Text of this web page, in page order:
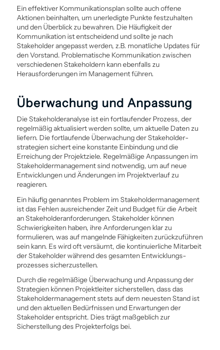
Ein effektiver Kommunikationsplan sollte auch offene
Aktionen beinhalten, um unerledigte Punkte festzuhalten
und den Überblick zu bewahren. Die Häufigkeit der
Kommunikation ist entscheidend und sollte je nach
Stakeholder angepasst werden, z.B. monatliche Updates für
den Vorstand. Problematische Kommunikation zwischen
verschiedenen Stakeholdern kann ebenfalls zu
Herausforderungen im Management führen.
Überwachung und Anpassung
Die Stakeholderanalyse ist ein fortlaufender Prozess, der
regelmäßig aktualisiert werden sollte, um aktuelle Daten zu
liefern. Die fortlaufende Überwachung der Stakeholder­
strategien sichert eine konstante Ein­bindung und die
Erreichung der Projektziele. Regelmäßige Anpassungen im
Stakeholder­management sind notwendig, um auf neue
Entwicklungen und Änderungen im Projektverlauf zu
reagieren.
Ein häufig genanntes Problem im Stakeholder­management
ist das Fehlen ausreichender Zeit und Budget für die Arbeit
an Stakeholderanforderungen. Stakeholder können
Schwierigkeiten haben, ihre Anforderungen klar zu
formulieren, was auf mangelnde Fähigkeiten zurückzuführen
sein kann. Es wird oft versäumt, die kontinuierliche Mitarbeit
der Stakeholder während des gesamten Entwicklungs­
prozesses sicherzustellen.
Durch die regelmäßige Überwachung und Anpassung der
Strategien können Projektleiter sicherstellen, dass das
Stakeholder­management stets auf dem neuesten Stand ist
und den aktuellen Bedürfnissen und Erwartungen der
Stakeholder entspricht. Dies trägt maßgeblich zur
Sicherstellung des Projekterfolgs bei.